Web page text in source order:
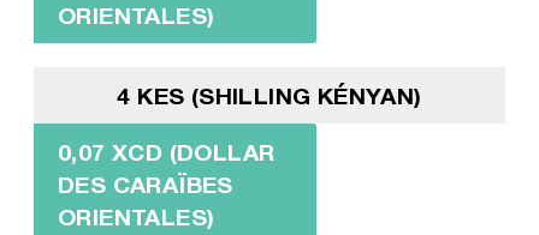
ORIENTALES)
4 KES (SHILLING KÉNYAN)
0,07 XCD (DOLLAR
DES CARAÏBES
ORIENTALES)